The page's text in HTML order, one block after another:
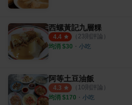
西螺黃記九層粿
4.4 （ 23則評論）
均消 $30 ・ 小吃
阿等土豆油飯
4.3 （ 10則評論）
均消 $170 ・ 小吃